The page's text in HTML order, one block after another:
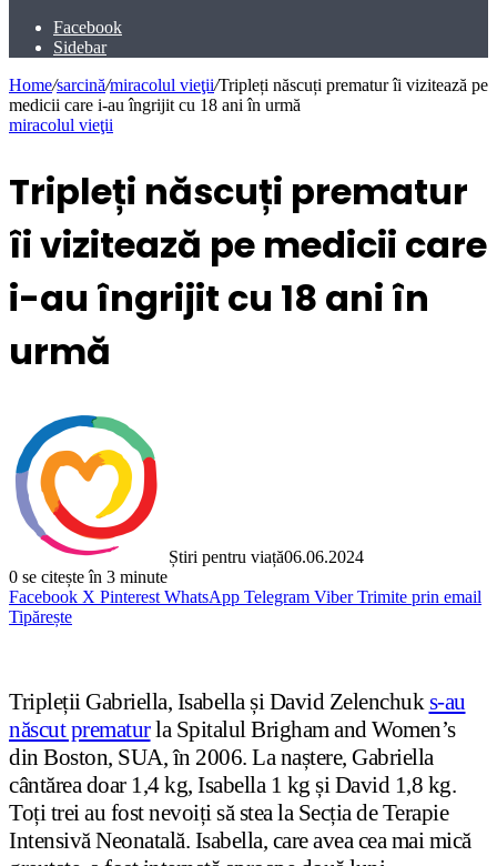
Facebook
Sidebar
Home/sarcină/miracolul vieţii/Tripleți născuți prematur îi vizitează pe
medicii care i-au îngrijit cu 18 ani în urmă
miracolul vieţii
Tripleți născuți prematur
îi vizitează pe medicii care
i-au îngrijit cu 18 ani în
urmă
Știri pentru viață06.06.2024
0 se citește în 3 minute
Facebook X Pinterest WhatsApp Telegram Viber Trimite prin email
Tipărește
Tripleții Gabriella, Isabella și David Zelenchuks-au
născut prematurla Spitalul Brigham and Women’s
din Boston, SUA, în 2006. La naștere, Gabriella
cântărea doar 1,4 kg, Isabella 1 kg și David 1,8 kg.
Toți trei au fost nevoiți să stea la Secția de Terapie
Intensivă Neonatală. Isabella, care avea cea mai mică